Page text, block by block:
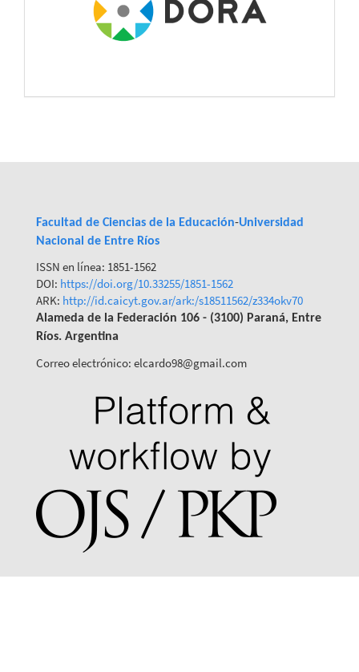
Facultad de Ciencias de la Educación-Universidad
Nacional de Entre Ríos
ISSN en línea: 1851-1562
DOI: https://doi.org/10.33255/1851-1562
ARK: http://id.caicyt.gov.ar/ark:/s18511562/z334okv70
Alameda de la Federación 106 - (3100) Paraná, Entre
Ríos. Argentina
Correo electrónico: elcardo98@gmail.com